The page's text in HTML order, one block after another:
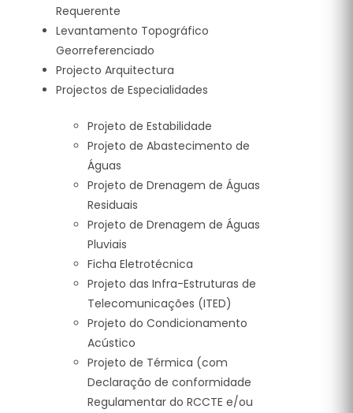
Requerente
Levantamento Topográfico
Georreferenciado
Projecto Arquitectura
Projectos de Especialidades
Projeto de Estabilidade
Projeto de Abastecimento de
Águas
Projeto de Drenagem de Águas
Residuais
Projeto de Drenagem de Águas
Pluviais
Ficha Eletrotécnica
Projeto das Infra-Estruturas de
Telecomunicações (ITED)
Projeto do Condicionamento
Acústico
Projeto de Térmica (com
Declaração de conformidade
Regulamentar do RCCTE e/ou